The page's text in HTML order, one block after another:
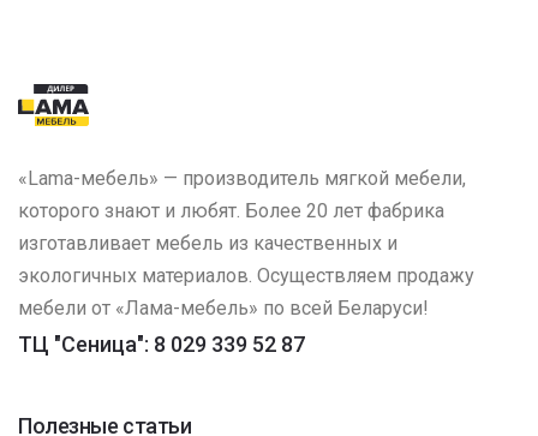
«Lama-мебель» — производитель мягкой мебели,
которого знают и любят. Более 20 лет фабрика
изготавливает мебель из качественных и
экологичных материалов. Осуществляем продажу
мебели от «Лама-мебель» по всей Беларуси!
ТЦ "Сеница": 8 029 339 52 87
Полезные статьи